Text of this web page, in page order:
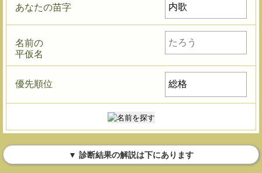
あなたの苗字
名前の
平仮名
優先順位
▼ 診断結果の解説は下にあります